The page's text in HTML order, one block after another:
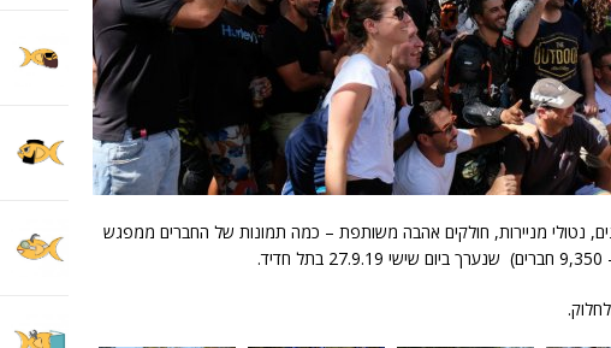
נטולי מניירות, חולקים אהבה משותפת – כמה תמונות של החברים ממפגש